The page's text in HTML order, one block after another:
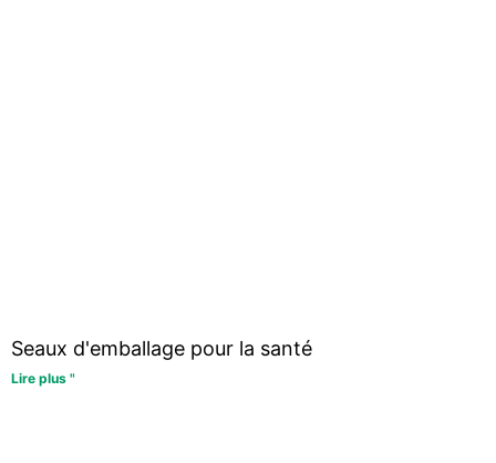
Seaux d'emballage pour la santé
Lire plus "